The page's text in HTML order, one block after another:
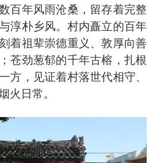
百年风雨沧桑，留存着完整
淳朴乡风。村内矗立的百年
着祖辈崇德重义、敦厚向善
苍劲葱郁的千年古榕，扎根
方，见证着村落世代相守、
火日常。